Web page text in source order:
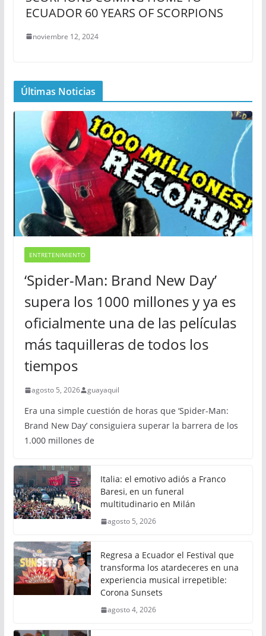
ECUADOR 60 YEARS OF SCORPIONS
noviembre 12, 2024
Últimas Noticias
ENTRETENIMIENTO
‘Spider-Man: Brand New Day’
supera los 1000 millones y ya es
oficialmente una de las películas
más taquilleras de todos los
tiempos
agosto 5, 2026 guayaquil
Era una simple cuestión de horas que ‘Spider-Man:
Brand New Day’ consiguiera superar la barrera de los
1.000 millones de
Italia: el emotivo adiós a Franco
Baresi, en un funeral
multitudinario en Milán
agosto 5, 2026
Regresa a Ecuador el Festival que
transforma los atardeceres en una
experiencia musical irrepetible:
Corona Sunsets
agosto 4, 2026